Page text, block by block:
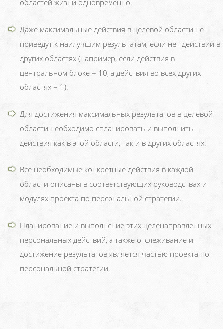
областей жизни одновременно.
Даже максимальные действия в целевой области не
приведут к наилучшим результатам, если нет действий в
других областях (например, если действия в
центральном блоке = 10, а действия во всех других
областях = 1).
Для достижения максимальных результатов в целевой
области необходимо спланировать и выполнить
действия как в этой области, так и в других областях.
Все необходимые конкретные действия в каждой
области описаны в соответствующих руководствах и
модулях проекта по персональной стратегии.
Планирование и выполнение этих целенаправленных
персональных действий, а также отслеживание и
достижение результатов является частью проекта по
персональной стратегии.